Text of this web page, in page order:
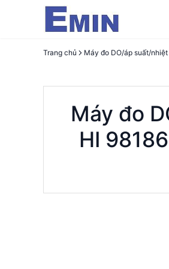
Trang chủ
Máy đo
HI